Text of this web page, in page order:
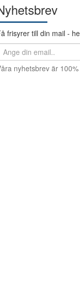
frisyrer till din mail -
nyhetsbrev är